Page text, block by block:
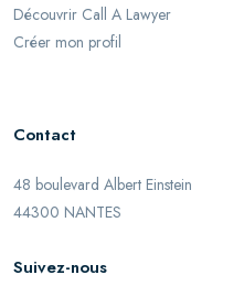
Découvrir Call A Lawyer
Créer mon profil
Contact
48 boulevard Albert Einstein
44300 NANTES
Suivez-nous